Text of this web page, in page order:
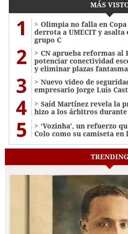
MÁS
1
Olimpia no falla en
derrota a UMECIT y
grupo C
2
CN aprueba reformas al
potenciar conectividad
y eliminar plazas
3
Nuevo video de
empresario Jorge Luis
4
Saíd Martínez revela la
hizo a los árbitros
5
‘Vozinha’, un refuerzo
Colo como su camiseta en